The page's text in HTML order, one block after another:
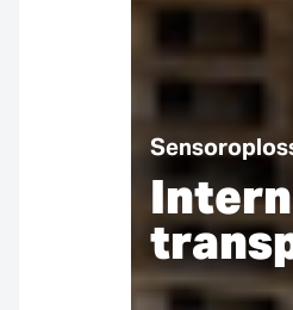
Intern